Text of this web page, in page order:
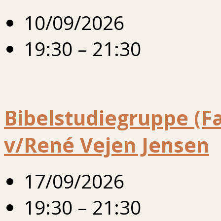
10/09/2026
19:30 – 21:30
Bibelstudiegruppe
v/René Vejen Jensen
17/09/2026
19:30 – 21:30